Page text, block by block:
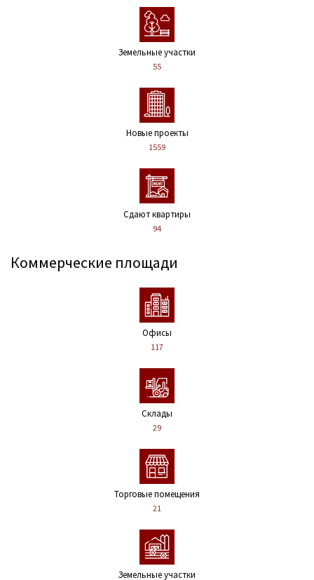
Земельные участки
55
Новые проекты
1559
Сдают квартиры
94
Коммерческие площади
Офисы
117
Склады
29
Торговые помещения
21
Земельные участки